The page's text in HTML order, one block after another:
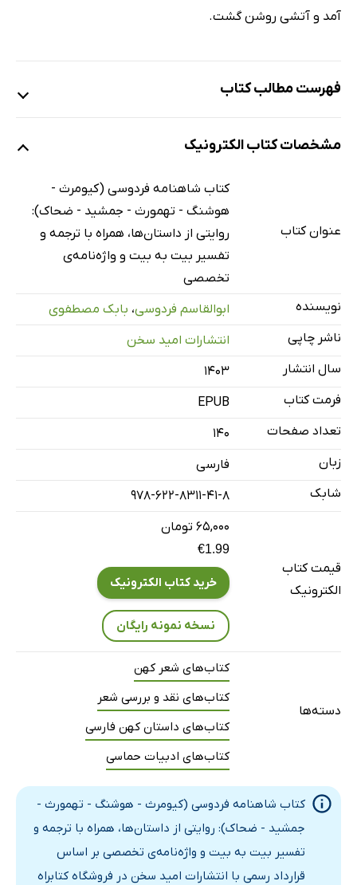
آمد و آتشی روشن گشت.
فهرست مطالب کتاب
آغاز پادشاهی کیومرث
سیامک، فرزند نیک‌سیرت کیومرث
ظهور اهریمن و نبرد سیامک با خرورای دیو
مرگ سیامک و سوگ کیومرث
هوشنگ، نوه‌ی کیومرث و امید انتقام
کیومرث – بخش دوم
پادشاهی هوشنگ
جهان‌آرایی هوشنگ
کشف آتش
جشن سده
شکوفایی تمدن بشری
میراث ماندگار هوشنگ
هوشنگ
تکیه زدن تهمورث بر تخت سلطنت
گشتن گرداگرد زمین با دیو
آموزش خواندن و نوشتن
پادشاهی و کشفیات تهمورث
تهمورث
جمشید بر تخت شاهی
پنجاه سال نخست: ساخت وسایل جنگی
مشخصات کتاب الکترونیک
عنوان کتاب
کتاب شاهنامه فردوسی (کیومرث -
هوشنگ - تهمورث - جمشید - ضحاک):
روایتی از داستان‌ها، همراه با ترجمه و
تفسیر بیت به بیت و واژه‌نامه‌ی
تخصصی
نویسنده
ابوالقاسم فردوسی، بابک مصطفوی
ناشر چاپی
انتشارات امید سخن
سال انتشار
۱۴۰۳
فرمت کتاب
EPUB
تعداد صفحات
140
زبان
فارسی
شابک
978-622-8311-41-8
قیمت کتاب
الکترونیک
۶۵,۰۰۰ تومان
€1.99
خرید کتاب الکترونیک
نسخه نمونه رایگان
دسته‌ها
کتاب‌های شعر کهن
کتاب‌های نقد و بررسی شعر
کتاب‌های داستان کهن فارسی
کتاب‌های ادبیات حماسی
کتاب شاهنامه فردوسی (کیومرث - هوشنگ - تهمورث -
جمشید - ضحاک): روایتی از داستان‌ها، همراه با ترجمه و
تفسیر بیت به بیت و واژه‌نامه‌ی تخصصی بر اساس
قرارداد رسمی با انتشارات امید سخن در فروشگاه کتابراه